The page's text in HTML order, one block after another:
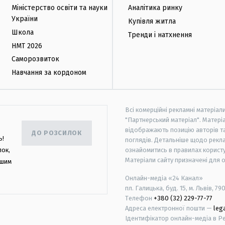
Міністерство освіти та науки
України
Школа
НМТ 2026
Саморозвиток
Навчання за кордоном
Аналітика ринку
Купівля житла
Тренди і натхнення
ДО РОЗСИЛОК
Всі комерційні рекламні
"Партнерський матеріал".
відображають позицію авторів
поглядів. Детальніше щодо
ознайомитись в правилах
Матеріали сайту призначені для
Онлайн-медіа «24 Канал»
пл. Галицька, буд. 15, м. Львів,
Телефон +380 (32) 229-77-77
Адреса електронної пошти —
Ідентифікатор онлайн-медіа в